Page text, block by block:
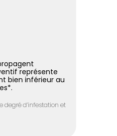
représente
bien inférieur au
degré d’infestation et